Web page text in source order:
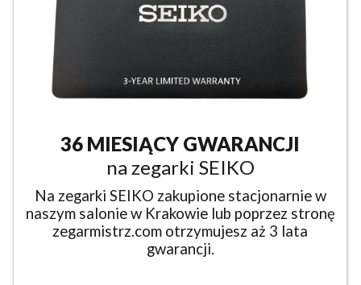
36 MIESIĄCY GWARANCJI
na zegarki SEIKO
Na zegarki SEIKO zakupione stacjonarnie w
naszym salonie w Krakowie lub poprzez stronę
zegarmistrz.com otrzymujesz aż 3 lata
gwarancji.